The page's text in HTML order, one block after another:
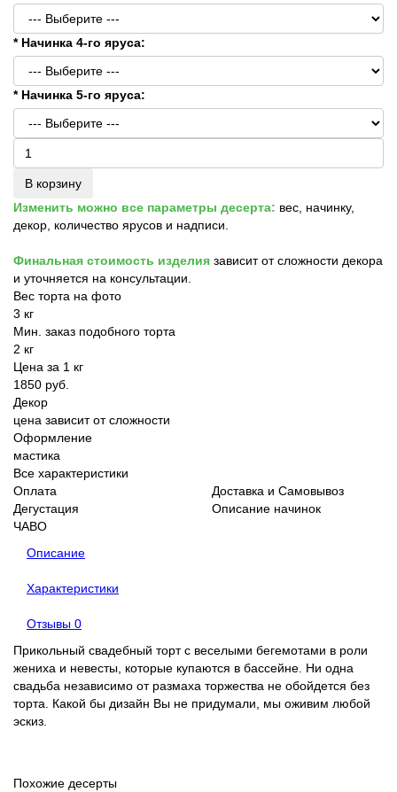
* Начинка 4-го яруса:
* Начинка 5-го яруса:
В корзину
Изменить можно все параметры десерта: вес, начинку,
декор, количество ярусов и надписи.
Финальная стоимость изделия зависит от сложности декора
и уточняется на консультации.
Вес торта на фото
3 кг
Мин. заказ подобного торта
2 кг
Цена за 1 кг
1850 руб.
Декор
цена зависит от сложности
Оформление
мастика
Все характеристики
Оплата
Доставка и Самовывоз
Дегустация
Описание начинок
ЧАВО
Описание
Характеристики
Отзывы 0
Прикольный свадебный торт с веселыми бегемотами в роли
жениха и невесты, которые купаются в бассейне. Ни одна
свадьба независимо от размаха торжества не обойдется без
торта. Какой бы дизайн Вы не придумали, мы оживим любой
эскиз.
Похожие десерты